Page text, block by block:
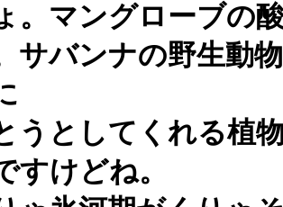
。マングローブの
サバンナの野生動
うとしてくれる植
すけどね。